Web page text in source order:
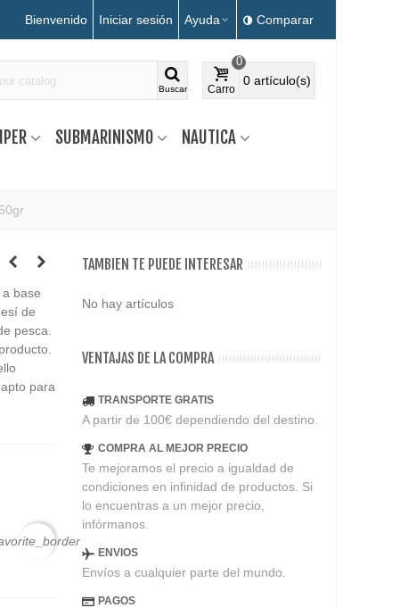
Bienvenido Iniciar sesión Ayuda Comparar
Buscar Carro
0
0 artículo(s)
SUBMARINISMO
NAUTICA
base
de
pesca.
para
TAMBIEN TE PUEDE INTERESAR
No hay artículos
VENTAJAS DE LA COMPRA
TRANSPORTE GRATIS
A partir de 100€ dependiendo del destino.
COMPRA AL MEJOR PRECIO
Te mejoramos el precio a igualdad de
condiciones en infinidad de productos. Si
lo encuentras a un mejor precio,
infórmanos.
ENVIOS
Envíos a cualquier parte del mundo.
PAGOS